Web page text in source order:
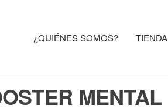
¿QUIÉNES SOMOS? TIENDA
MENTAL